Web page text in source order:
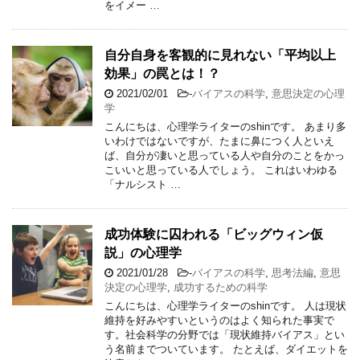
をイメー …
自分自身を客観的に見れない「平均以上
効果」の罠とは！？
2021/02/01 -バイアスの科学, 意思決定の心理
学
こんにちは、心理学ライターのshinです。 あまり多
いわけではないですが、たまに鼻につく人といえ
ば、自分が凄いと思っている人や自分のことをかっ
こいいと思っている人でしょう。 これはいわゆる
「ナルシスト …
成功体験に囚われる「ビッグウィン仮
説」の心理学
2021/01/28 -バイアスの科学, 思考法編, 意思
決定の心理学, 成功するための科学
こんにちは、心理学ライターのshinです。 人は現状
維持を好みやすいというのはよく知られた事実で
す。社会科学の分野では「現状維持バイアス」とい
う名前までついています。 たとえば、ダイエットを